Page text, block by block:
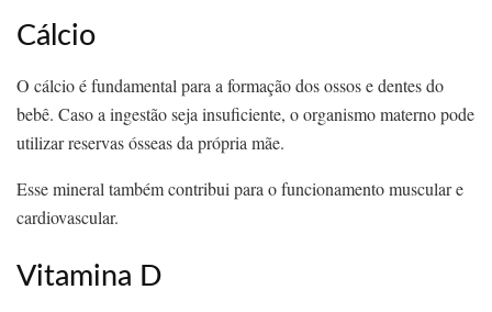
Cálcio
O cálcio é fundamental para a formação dos ossos e dentes do
bebê. Caso a ingestão seja insuficiente, o organismo materno pode
utilizar reservas ósseas da própria mãe.
Esse mineral também contribui para o funcionamento muscular e
cardiovascular.
Vitamina D